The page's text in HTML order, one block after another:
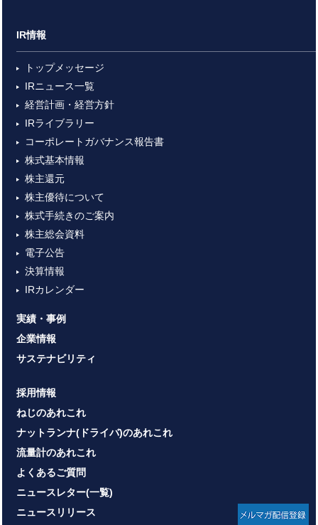
IR情報
トップメッセージ
IRニュース一覧
経営計画・経営方針
IRライブラリー
コーポレートガバナンス報告書
株式基本情報
株主還元
株主優待について
株式手続きのご案内
株主総会資料
電子公告
決算情報
IRカレンダー
実績・事例
企業情報
サステナビリティ
採用情報
ねじのあれこれ
ナットランナ(ドライバ)のあれこれ
流量計のあれこれ
よくあるご質問
ニュースレター(一覧)
ニュースリリース